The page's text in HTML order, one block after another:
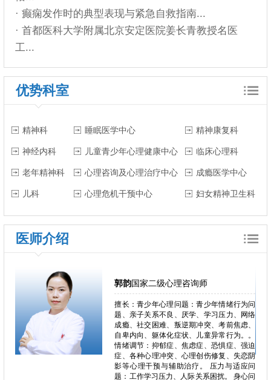
· 癫痫发作时的典型表现与紧急自救指南...
· 首都医科大学附属北京安定医院姜长青教授名医
工...
优势科室
精神科 睡眠医学中心 精神康复科
神经内科 儿童青少年心理健康中心 临床心理科
老年精神科 心理咨询及心理治疗中心 成瘾医学中心
儿科 心理危机干预中心 妇女精神卫生科
医师介绍
问
郭韵国家二级心理咨询师
擅长：青少年心理问题：青少年情绪行为问
题、亲子关系不良、厌学、学习压力、网络
成瘾、社交困难、叛逆期冲突、考前焦虑、
自卑内向、躯体化症状、儿童异常行为。。
情绪调节：抑郁症、焦虑症、恐惧症、强迫
症、各种心理冲突、心理创伤修复、失恋阴
影等心理干预与辅助治疗。 压力与适应问
题：工作学习压力、人际关系困扰。 身心问